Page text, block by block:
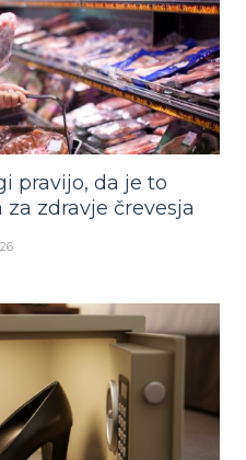
pravijo, da je to
zdravje črevesja